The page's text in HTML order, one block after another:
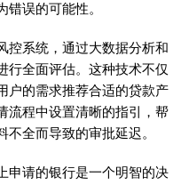
误的可能性。
控系统，通过大数据分析和
行全面评估。这种技术不仅
户的需求推荐合适的贷款产
流程中设置清晰的指引，帮
全而导致的审批延迟。
申请的银行是一个明智的决